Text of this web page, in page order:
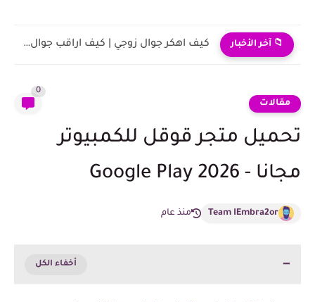
📁 آخر الأخبار كيف اهكر جوال زوجي | كيف اراقب جوال زوجي عن...
مقالات
0
تحميل متجر قوقل للكمبيوتر
مجانا - 2026 Google Play
Team IEmbra2or منذ عام